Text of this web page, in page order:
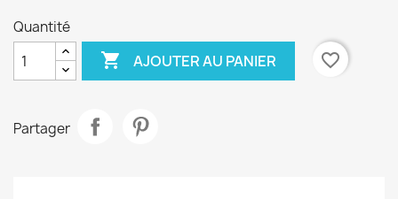
Quantité
 AJOUTER AU PANIER favorite_border
Partager